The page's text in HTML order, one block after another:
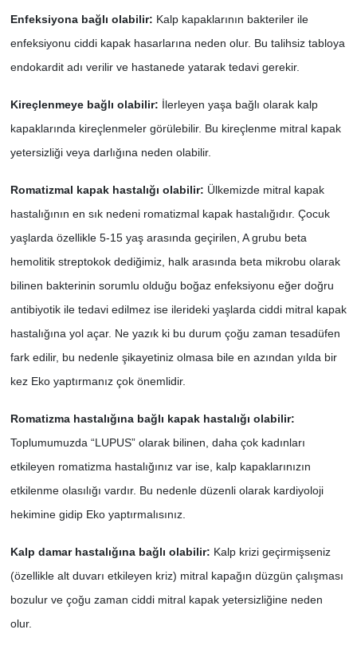
Enfeksiyona bağlı olabilir: Kalp kapaklarının bakteriler ile
enfeksiyonu ciddi kapak hasarlarına neden olur. Bu talihsiz tabloya
endokardit adı verilir ve hastanede yatarak tedavi gerekir.
Kireçlenmeye bağlı olabilir: İlerleyen yaşa bağlı olarak kalp
kapaklarında kireçlenmeler görülebilir. Bu kireçlenme mitral kapak
yetersizliği veya darlığına neden olabilir.
Romatizmal kapak hastalığı olabilir: Ülkemizde mitral kapak
hastalığının en sık nedeni romatizmal kapak hastalığıdır. Çocuk
yaşlarda özellikle 5-15 yaş arasında geçirilen, A grubu beta
hemolitik streptokok dediğimiz, halk arasında beta mikrobu olarak
bilinen bakterinin sorumlu olduğu boğaz enfeksiyonu eğer doğru
antibiyotik ile tedavi edilmez ise ilerideki yaşlarda ciddi mitral kapak
hastalığına yol açar. Ne yazık ki bu durum çoğu zaman tesadüfen
fark edilir, bu nedenle şikayetiniz olmasa bile en azından yılda bir
kez Eko yaptırmanız çok önemlidir.
Romatizma hastalığına bağlı kapak hastalığı olabilir:
Toplumumuzda “LUPUS” olarak bilinen, daha çok kadınları
etkileyen romatizma hastalığınız var ise, kalp kapaklarınızın
etkilenme olasılığı vardır. Bu nedenle düzenli olarak kardiyoloji
hekimine gidip Eko yaptırmalısınız.
Kalp damar hastalığına bağlı olabilir: Kalp krizi geçirmişseniz
(özellikle alt duvarı etkileyen kriz) mitral kapağın düzgün çalışması
bozulur ve çoğu zaman ciddi mitral kapak yetersizliğine neden
olur.